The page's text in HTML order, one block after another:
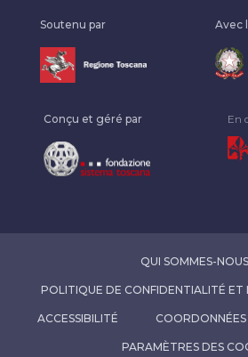
Soutenu par Avec
Conçu et géré par En
QUI SOMMES-
POLITIQUE DE CONFIDENTIALITÉ ET
ACCESSIBILITÉ COORDONNÉES
PARAMÈTRES DES